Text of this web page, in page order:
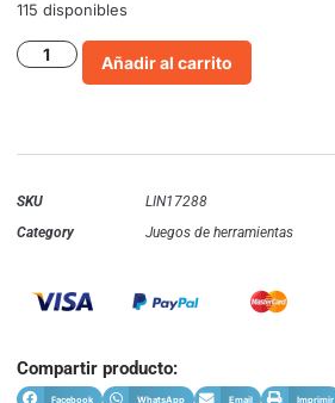
115 disponibles
Añadir al carrito
SKU
LIN17288
Category
Juegos de herramientas
Compartir producto:
Facebook WhatsApp Email Imprimir